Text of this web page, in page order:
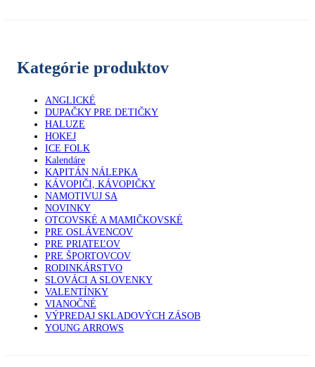
Kategórie produktov
ANGLICKÉ
DUPAČKY PRE DETIČKY
HALUZE
HOKEJ
ICE FOLK
Kalendáre
KAPITÁN NÁLEPKA
KÁVOPIČI, KÁVOPIČKY
NAMOTIVUJ SA
NOVINKY
OTCOVSKÉ A MAMIČKOVSKÉ
PRE OSLÁVENCOV
PRE PRIATEĽOV
PRE ŠPORTOVCOV
RODINKÁRSTVO
SLOVÁCI A SLOVENKY
VALENTÍNKY
VIANOČNÉ
VÝPREDAJ SKLADOVÝCH ZÁSOB
YOUNG ARROWS